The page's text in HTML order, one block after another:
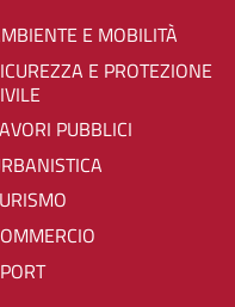
AMBIENTE E MOBILITÀ
PUBBLICI
URBANISTICA
COMMERCIO
SPORT